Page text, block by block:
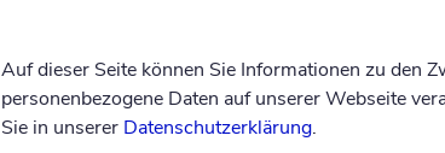
Donnerstag Medienberichten zufolge
Frage. Die Terroristen müssten sich
ausschalten«, sagte Zamir demnach.
Auf dieser Seite können Sie Informationen zu den
personenbezogene Daten auf unserer Webseite
Sie in unserer Datenschutzerklärung.